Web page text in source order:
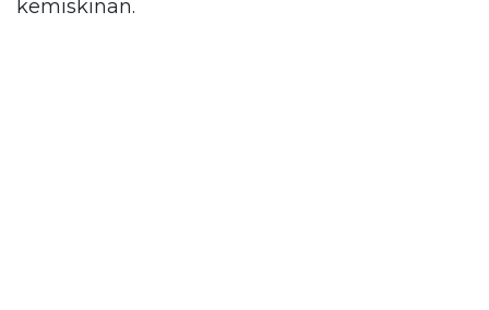
kemiskinan.